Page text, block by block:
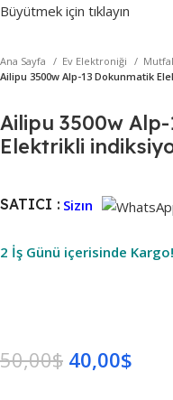
Büyütmek için tıklayın
Ana Sayfa Ev Elektroniği
Ailipu 3500w Alp-13 Dokunmatik
Ailipu 3500w
Elektrikli
SATICI : Sizın
2 İş Günü içerisinde Kargo!
50,00$ 40,00$